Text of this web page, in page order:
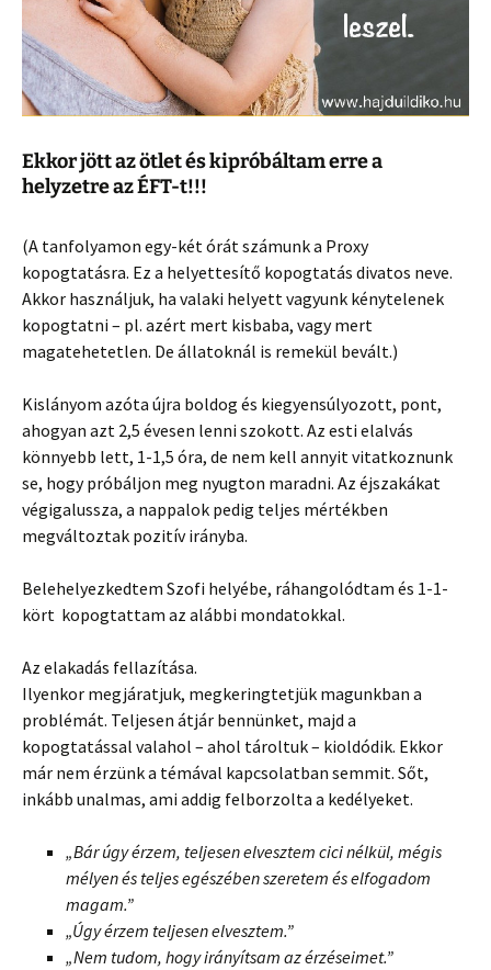
Ekkor jött az ötlet és kipróbáltam erre a
helyzetre az ÉFT-t!!!
(A tanfolyamon egy-két órát számunk a Proxy
kopogtatásra. Ez a helyettesítő kopogtatás divatos neve.
Akkor használjuk, ha valaki helyett vagyunk kénytelenek
kopogtatni – pl. azért mert kisbaba, vagy mert
magatehetetlen. De állatoknál is remekül bevált.)
Kislányom azóta újra boldog és kiegyensúlyozott, pont,
ahogyan azt 2,5 évesen lenni szokott. Az esti elalvás
könnyebb lett, 1-1,5 óra, de nem kell annyit vitatkoznunk
se, hogy próbáljon meg nyugton maradni. Az éjszakákat
végigalussza, a nappalok pedig teljes mértékben
megváltoztak pozitív irányba.
Belehelyezkedtem Szofi helyébe, ráhangolódtam és 1-1-
kört kopogtattam az alábbi mondatokkal.
Az elakadás fellazítása.
Ilyenkor megjáratjuk, megkeringtetjük magunkban a
problémát. Teljesen átjár bennünket, majd a
kopogtatással valahol – ahol tároltuk – kioldódik. Ekkor
már nem érzünk a témával kapcsolatban semmit. Sőt,
inkább unalmas, ami addig felborzolta a kedélyeket.
„Bár úgy érzem, teljesen elvesztem cici nélkül, mégis
mélyen és teljes egészében szeretem és elfogadom
magam.”
„Úgy érzem teljesen elvesztem.”
„Nem tudom, hogy irányítsam az érzéseimet.”